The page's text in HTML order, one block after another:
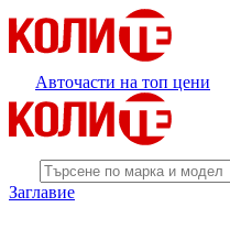
Авточасти на топ цени
Заглавие